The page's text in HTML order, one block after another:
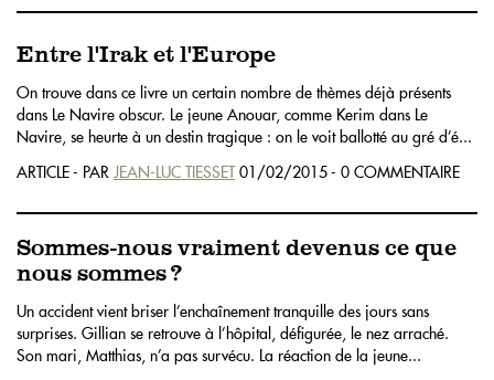
Entre l'Irak et l'Europe
On trouve dans ce livre un certain nombre de thèmes déjà présents
dans Le Navire obscur. Le jeune Anouar, comme Kerim dans Le
Navire, se heurte à un destin tragique : on le voit ballotté au gré d’é...
ARTICLE - PAR JEAN-LUC TIESSET01/02/2015 - 0 COMMENTAIRE
Sommes-nous vraiment devenus ce que
nous sommes ?
Un accident vient briser l’enchaînement tranquille des jours sans
surprises. Gillian se retrouve à l’hôpital, défigurée, le nez arraché.
Son mari, Matthias, n’a pas survécu. La réaction de la jeune...